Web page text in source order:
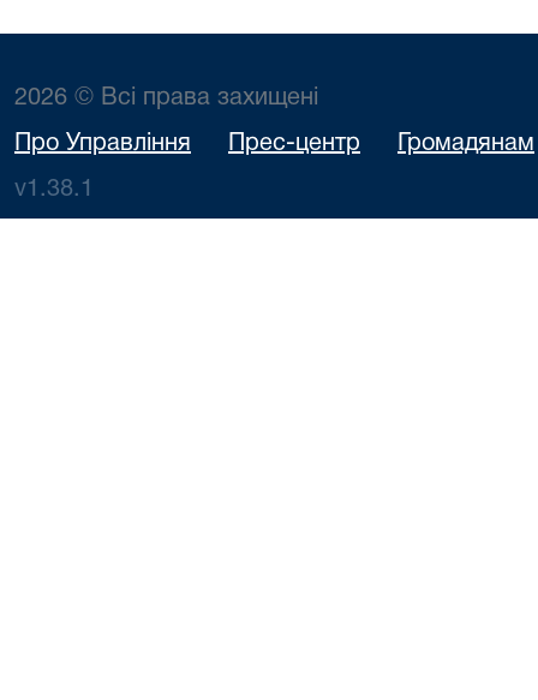
2026 © Всі права захищені
Про Управління Прес-центр Громадянам
v1.38.1